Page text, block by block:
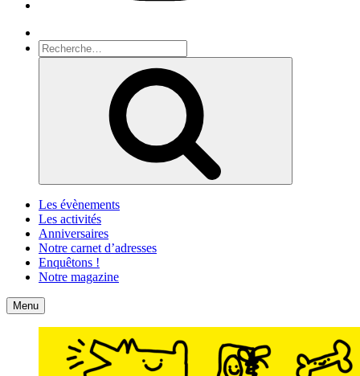
Recherche
pour
Les évènements
Les activités
Anniversaires
Notre carnet d’adresses
Enquêtons !
Notre magazine
Accueil
Menu Contact